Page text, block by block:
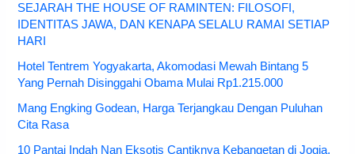
SEJARAH THE HOUSE OF RAMINTEN: FILOSOFI,
IDENTITAS JAWA, DAN KENAPA SELALU RAMAI SETIAP
HARI
Hotel Tentrem Yogyakarta, Akomodasi Mewah Bintang 5
Yang Pernah Disinggahi Obama Mulai Rp1.215.000
Mang Engking Godean, Harga Terjangkau Dengan Puluhan
Cita Rasa
10 Pantai Indah Nan Eksotis Cantiknya Kebangetan di Jogja,